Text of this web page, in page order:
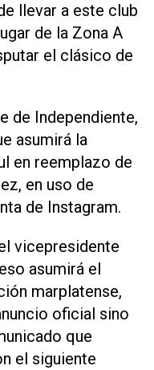
llevar a este club
de la Zona A
el clásico de
de Independiente,
asumirá la
en reemplazo de
en uso de
de Instagram.
vicepresidente
asumirá el
marplatense,
oficial sino
que
el siguiente